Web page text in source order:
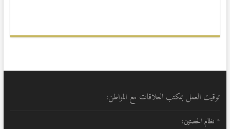
توقيت العمل بمكتب العلاقات مع المواطن:
* نظام الحصتين: